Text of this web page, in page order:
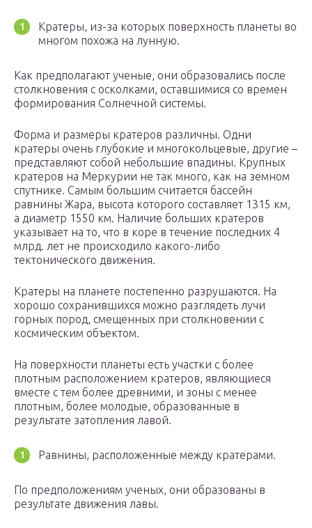
Кратеры, из-за которых поверхность планеты во
многом похожа на лунную.
Как предполагают ученые, они образовались после
столкновения с осколками, оставшимися со времен
формирования Солнечной системы.
Форма и размеры кратеров различны. Одни
кратеры очень глубокие и многокольцевые, другие –
представляют собой небольшие впадины. Крупных
кратеров на Меркурии не так много, как на земном
спутнике. Самым большим считается бассейн
равнины Жара, высота которого составляет 1315 км,
а диаметр 1550 км. Наличие больших кратеров
указывает на то, что в коре в течение последних 4
млрд. лет не происходило какого-либо
тектонического движения.
Кратеры на планете постепенно разрушаются. На
хорошо сохранившихся можно разглядеть лучи
горных пород, смещенных при столкновении с
космическим объектом.
На поверхности планеты есть участки с более
плотным расположением кратеров, являющиеся
вместе с тем более древними, и зоны с менее
плотным, более молодые, образованные в
результате затопления лавой.
Равнины, расположенные между кратерами.
По предположениям ученых, они образованы в
результате движения лавы.